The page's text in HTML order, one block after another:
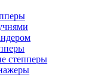
степперы